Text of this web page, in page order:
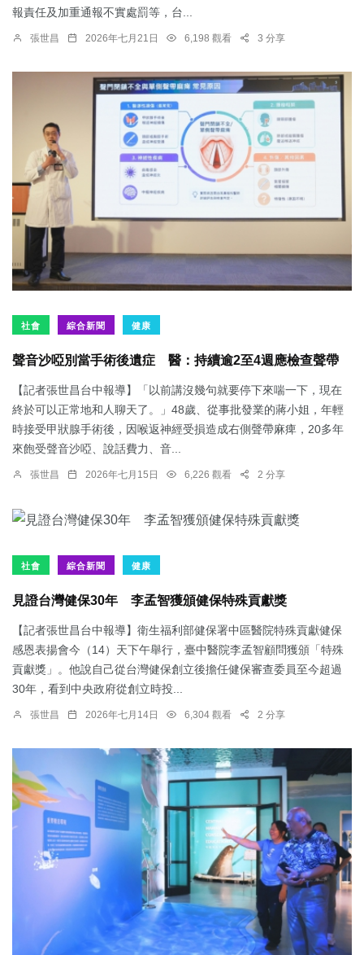
報責任及加重通報不實處罰等，台...
張世昌 2026年七月21日 6,198 觀看 3 分享
社會 綜合新聞 健康
聲音沙啞別當手術後遺症 醫：持續逾2至4週應檢查聲帶
【記者張世昌台中報導】「以前講沒幾句就要停下來喘一下，現在
終於可以正常地和人聊天了。」48歲、從事批發業的蔣小姐，年輕
時接受甲狀腺手術後，因喉返神經受損造成右側聲帶麻痺，20多年
來飽受聲音沙啞、說話費力、音...
張世昌 2026年七月15日 6,226 觀看 2 分享
社會 綜合新聞 健康
見證台灣健保30年 李孟智獲頒健保特殊貢獻獎
【記者張世昌台中報導】衛生福利部健保署中區醫院特殊貢獻健保
感恩表揚會今（14）天下午舉行，臺中醫院李孟智顧問獲頒「特殊
貢獻獎」。他說自己從台灣健保創立後擔任健保審查委員至今超過
30年，看到中央政府從創立時投...
張世昌 2026年七月14日 6,304 觀看 2 分享